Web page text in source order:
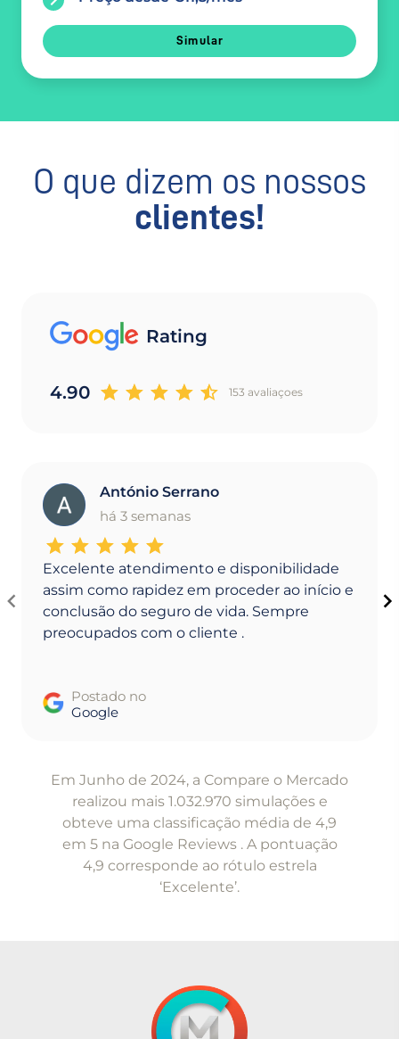
Simular
O que dizem os nossos
clientes!
Rating
4.90 153 avaliaçoes
A
António Serrano
há 3 semanas
Excelente atendimento e disponibilidade
assim como rapidez em proceder ao início e
conclusão do seguro de vida. Sempre
preocupados com o cliente .
Postado no
Google
Em Junho de 2024, a Compare o Mercado
realizou mais 1.032.970 simulações e
obteve uma classificação média de 4,9
em 5 na Google Reviews . A pontuação
4,9 corresponde ao rótulo estrela
‘Excelente’.